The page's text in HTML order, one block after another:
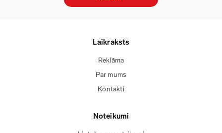
Laikraksts
Reklāma
Par mums
Kontakti
Noteikumi